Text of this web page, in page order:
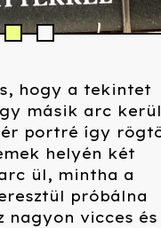
hogy a tekintet
másik arc
portré így
helyén két
ül, mintha a
próbálna
nagyon vicces és